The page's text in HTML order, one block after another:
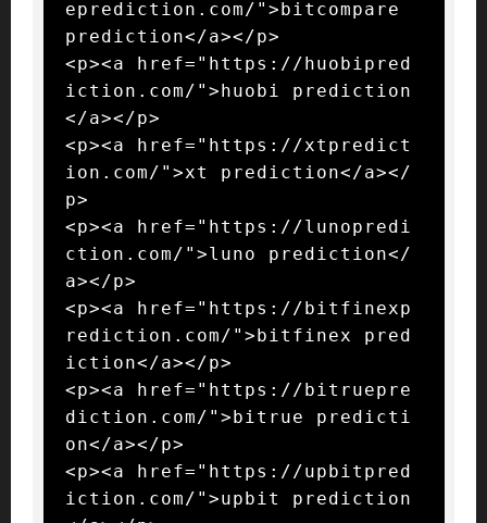
eprediction.com/">bitcompare
prediction</a></p>
<p><a href="https://huobipred
iction.com/">huobi prediction
</a></p>
<p><a href="https://xtpredict
ion.com/">xt prediction</a></
p>
<p><a href="https://lunopredi
ction.com/">luno prediction</
a></p>
<p><a href="https://bitfinexp
rediction.com/">bitfinex pred
iction</a></p>
<p><a href="https://bitruepre
diction.com/">bitrue predicti
on</a></p>
<p><a href="https://upbitpred
iction.com/">upbit prediction